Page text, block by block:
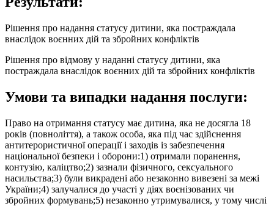
Рішення про надання статусу дитини, яка постраждала
внаслідок воєнних дій та збройних конфліктів
Рішення про відмову у наданні статусу дитини, яка
постраждала внаслідок воєнних дій та збройних конфліктів
Умови та випадки надання послуги:
Право на отримання статусу має дитина, яка не досягла 18
років (повноліття), а також особа, яка під час здійснення
антитерористичної операції і заходів із забезпечення
національної безпеки і оборони:1) отримали поранення,
контузію, каліцтво;2) зазнали фізичного, сексуального
насильства;3) були викрадені або незаконно вивезені за межі
України;4) залучалися до участі у діях воєнізованих чи
збройних формувань;5) незаконно утримувалися, у тому числі